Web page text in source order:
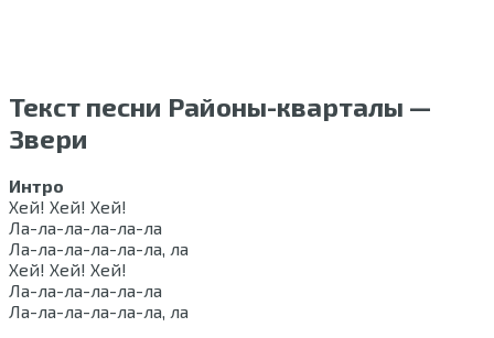
Текст песни Районы-кварталы —
Звери
Интро
Хей! Хей! Хей!
Ла-ла-ла-ла-ла-ла
Ла-ла-ла-ла-ла-ла, ла
Хей! Хей! Хей!
Ла-ла-ла-ла-ла-ла
Ла-ла-ла-ла-ла-ла, ла